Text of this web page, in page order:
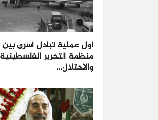
أول عملية تبادل أسرى بين
منظمة التحرير الفلسطينية
والاحتلال...